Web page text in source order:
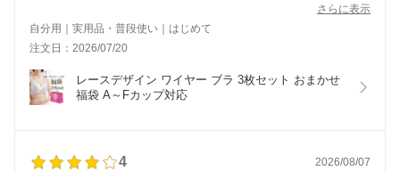
さらに表示
自分用｜実用品・普段使い｜はじめて
注文日：2026/07/20
レースデザイン ワイヤー ブラ 3枚セット おまかせ
福袋 A～Fカップ対応
4 2026/08/07